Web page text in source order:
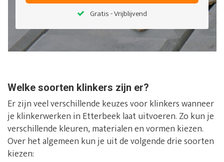
Gratis - Vrijblijvend
Welke soorten klinkers zijn er?
Er zijn veel verschillende keuzes voor klinkers wanneer
je klinkerwerken in Etterbeek laat uitvoeren. Zo kun je
verschillende kleuren, materialen en vormen kiezen.
Over het algemeen kun je uit de volgende drie soorten
kiezen: